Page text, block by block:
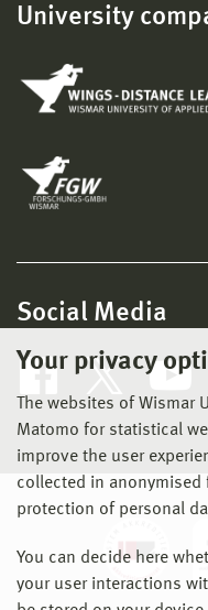
Your privacy
The websites of Wismar
Matomo for statistical
improve the user
collected in anonymised
protection of personal
You can decide here
your user interactions
University
Social Media